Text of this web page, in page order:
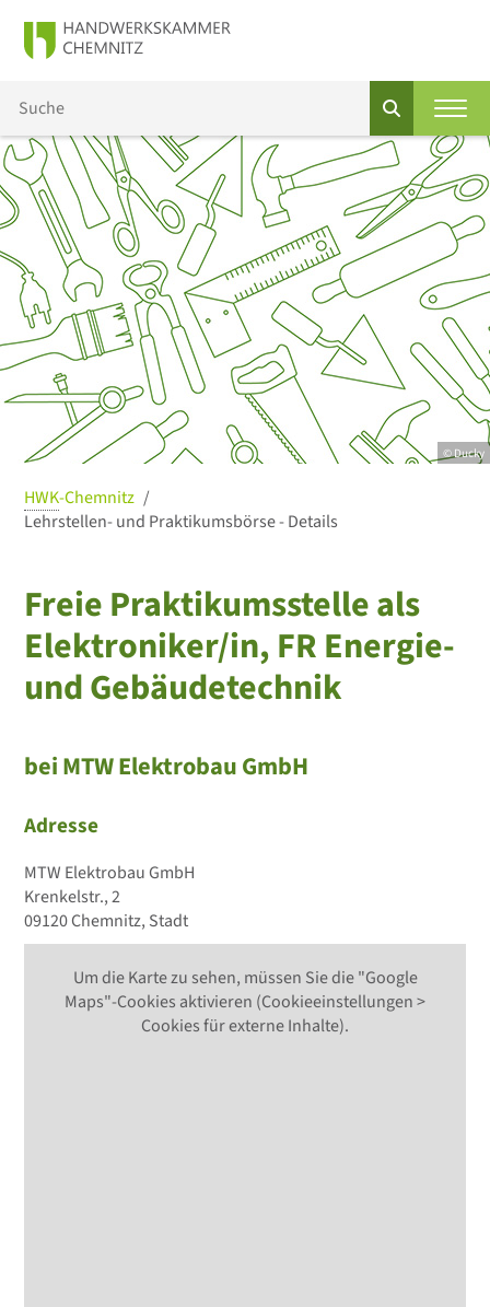
© Ducky
HWK-Chemnitz
Lehrstellen- und Praktikumsbörse - Details
Freie Praktikumsstelle als
Elektroniker/in, FR Energie-
und Gebäudetechnik
bei MTW Elektrobau GmbH
Adresse
MTW Elektrobau GmbH
Krenkelstr., 2
09120 Chemnitz, Stadt
Um die Karte zu sehen, müssen Sie die "Google
Maps"-Cookies aktivieren (Cookieeinstellungen >
Cookies für externe Inhalte).